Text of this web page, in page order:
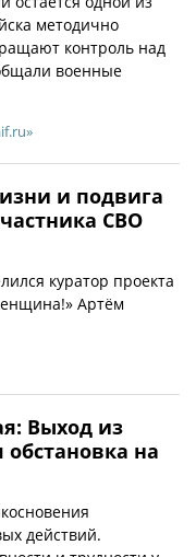
методично
контроль над
военные
и подвига
СВО
куратор проекта
Артём
Выход из
обстановка на
действий.